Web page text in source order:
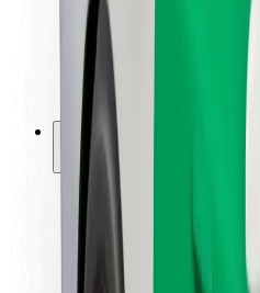
Prekės ženklas
Žiniasklaidai
„Urban Fund“
Saugumas
Keleivių saugumas
Vairuotojų saugumas
Paspirtukų saugumas